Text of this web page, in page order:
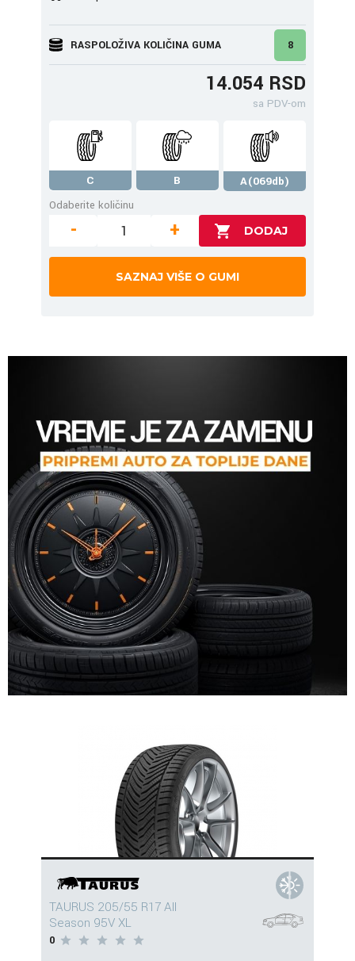
RASPOLOŽIVA KOLIČINA GUMA 8
14.054 RSD
sa PDV-om
C B
A(069db)
Odaberite količinu
- +
SAZNAJ VIŠE O GUMI
TAURUS 205/55 R17 All
Season 95V XL
0